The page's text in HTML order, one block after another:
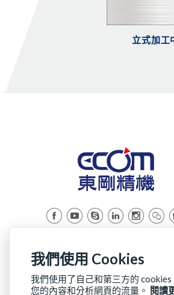
立式加工
我們使用 Cookies
我們使用了自己和第三方的 cookies
您的內容和分析網頁的流量。
閱讀